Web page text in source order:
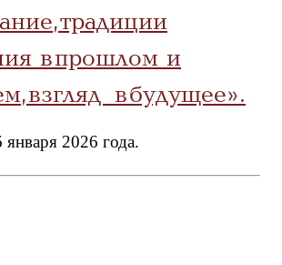
традиции
в прошлом и
взгляд в будущее».
января 2026 года.